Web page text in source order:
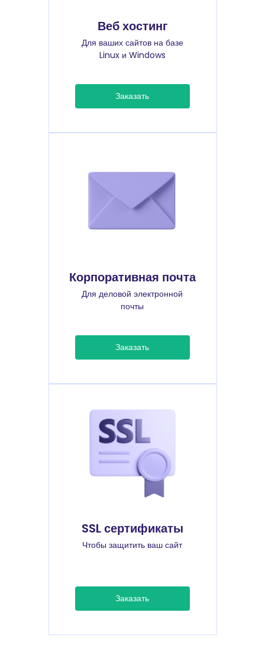
Веб хостинг
Для ваших сайтов на базе
Linux и Windows
Заказать
Корпоративная почта
Для деловой электронной
почты
Заказать
SSL сертификаты
Чтобы защитить ваш сайт
Заказать